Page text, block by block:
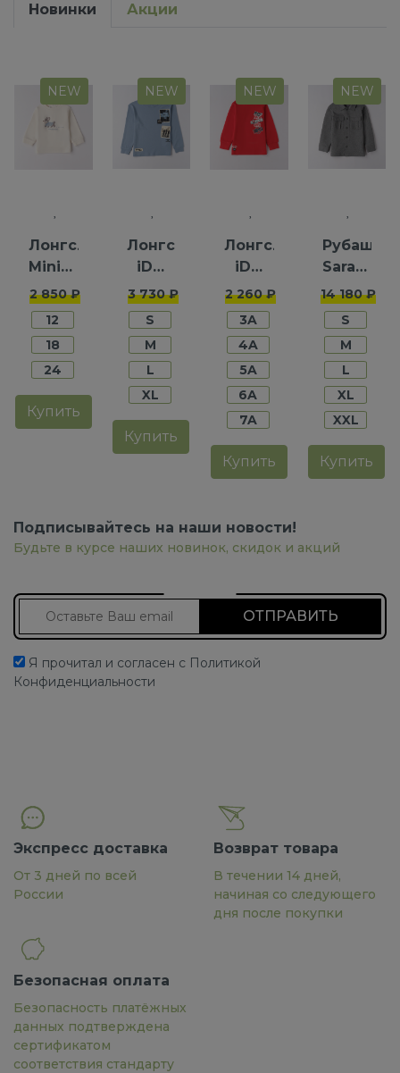
Новинки Акции
NEW
Лонгслив
Minibanda
для
мальчиков
2 850 ₽
12
18
24
Купить
NEW
Лонгслив
iDO
для
мальчиков
3 730 ₽
S
M
L
XL
Купить
NEW
Лонгслив
iDO
для
мальчиков
2 260 ₽
3A
4A
5A
6A
7A
Купить
NEW
Рубашка
для
14 180 ₽
S
M
L
XL
XXL
Купить
Подписывайтесь на наши новости!
Будьте в курсе наших новинок, скидок и акций
Я прочитал и согласен с Политикой
Конфиденциальности
Экспресс доставка
От 3 дней по всей
России
Возврат товара
В течении 14 дней,
начиная со следующего
дня после покупки
Безопасная оплата
Безопасность платёжных
данных подтверждена
сертификатом
соответствия стандарту